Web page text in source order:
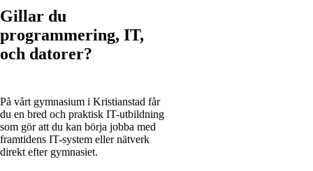
Gillar du
programmering, IT,
och datorer?
På vårt gymnasium i Kristianstad får
du en bred och praktisk IT-utbildning
som gör att du kan börja jobba med
framtidens IT-system eller nätverk
direkt efter gymnasiet.